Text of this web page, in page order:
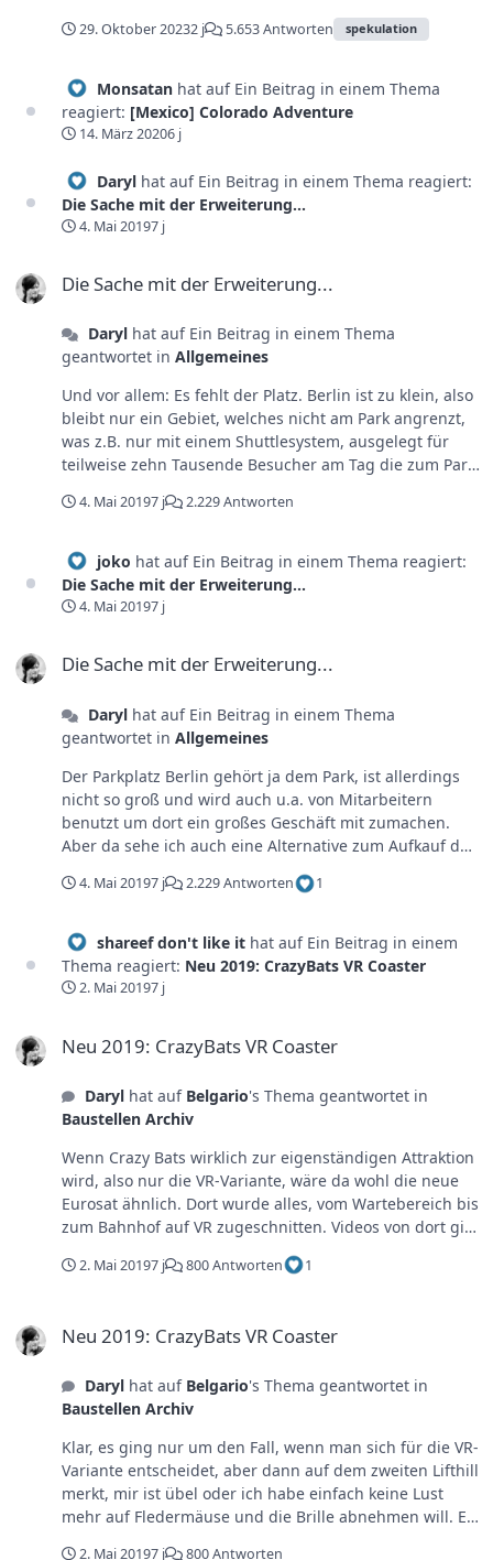
provisorische Ecke hinter Kaiserplatz und Klugheim seit
über 10 Jahren immer noch darauf wartet, endlich
29. Oktober 20232 j 5.653 Antworten spekulation
Monsatan hat auf Ein Beitrag in einem Thema
reagiert: [Mexico] Colorado Adventure
14. März 20206 j
Daryl hat auf Ein Beitrag in einem Thema reagiert:
Die Sache mit der Erweiterung...
4. Mai 20197 j
Die Sache mit der Erweiterung...
Darylhat auf Ein Beitrag in einem Thema
geantwortet in Allgemeines
Und vor allem: Es fehlt der Platz. Berlin ist zu klein, also
bleibt nur ein Gebiet, welches nicht am Park angrenzt,
was z.B. nur mit einem Shuttlesystem, ausgelegt für
teilweise zehn Tausende Besucher am Tag die zum Park
Thema wurde hier auch schon oft und gerne diskutiert.
4. Mai 20197 j 2.229 Antworten
joko hat auf Ein Beitrag in einem Thema reagiert:
Die Sache mit der Erweiterung...
4. Mai 20197 j
Die Sache mit der Erweiterung...
Darylhat auf Ein Beitrag in einem Thema
geantwortet in Allgemeines
Der Parkplatz Berlin gehört ja dem Park, ist allerdings
nicht so groß und wird auch u.a. von Mitarbeitern
benutzt um dort ein großes Geschäft mit zumachen.
Aber da sehe ich auch eine Alternative zum Aufkauf der
Problems: Eine große Ausgleichsparkfläche schaffen um
entlasten, damit der Wert sinkt.
4. Mai 20197 j 2.229 Antworten 1
shareef don't like it hat auf Ein Beitrag in einem
Thema reagiert: Neu 2019: CrazyBats VR Coaster
2. Mai 20197 j
Neu 2019: CrazyBats VR Coaster
Darylhat auf Belgario's Thema geantwortet in
Baustellen Archiv
Wenn Crazy Bats wirklich zur eigenständigen Attraktion
wird, also nur die VR-Variante, wäre da wohl die neue
Eurosat ähnlich. Dort wurde alles, vom Wartebereich bis
zum Bahnhof auf VR zugeschnitten. Videos von dort gibt
es auch. Vielleicht kann hier jemand einen aktuellen
Bericht über die Abfertigung bzw. die Wartezeiten
Vorbereitungen mit den Brillen, Zeittickets und Zutritt
maximal zwei mit VR-Gästen losgeschickt wird plus die
längeren Abfertigungszeiten und zum einen auch die
bedenkt, muss man nicht viel herumrechnen um zu
erkennen, dass man nicht sehr viele Fahrgäste
abfertigen kann und dies nur als Zusatz, nicht als
eigenständige, als Neuheit präsentierte Attraktion
funktioniert. Und das man gerade in der Sommerzeit
2. Mai 20197 j 800 Antworten 1
Neu 2019: CrazyBats VR Coaster
Darylhat auf Belgario's Thema geantwortet in
Baustellen Archiv
Klar, es ging nur um den Fall, wenn man sich für die VR-
Variante entscheidet, aber dann auf dem zweiten Lifthill
merkt, mir ist übel oder ich habe einfach keine Lust
mehr auf Fledermäuse und die Brille abnehmen will. Es
2. Mai 20197 j 800 Antworten